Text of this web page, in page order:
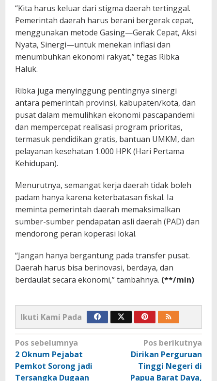
“Kita harus keluar dari stigma daerah tertinggal.
Pemerintah daerah harus berani bergerak cepat,
menggunakan metode Gasing—Gerak Cepat, Aksi
Nyata, Sinergi—untuk menekan inflasi dan
menumbuhkan ekonomi rakyat,” tegas Ribka
Haluk.
Ribka juga menyinggung pentingnya sinergi
antara pemerintah provinsi, kabupaten/kota, dan
pusat dalam memulihkan ekonomi pascapandemi
dan mempercepat realisasi program prioritas,
termasuk pendidikan gratis, bantuan UMKM, dan
pelayanan kesehatan 1.000 HPK (Hari Pertama
Kehidupan).
Menurutnya, semangat kerja daerah tidak boleh
padam hanya karena keterbatasan fiskal. Ia
meminta pemerintah daerah memaksimalkan
sumber-sumber pendapatan asli daerah (PAD) dan
mendorong peran koperasi lokal.
“Jangan hanya bergantung pada transfer pusat.
Daerah harus bisa berinovasi, berdaya, dan
berdaulat secara ekonomi,” tambahnya. (**/min)
Ikuti Kami Pada
Navigasi
pos
Pos sebelumnya
2 Oknum Pejabat
Pemkot Sorong jadi
Tersangka Dugaan
Pos berikutnya
Dirikan Perguruan
Tinggi Negeri di
Papua Barat Daya,